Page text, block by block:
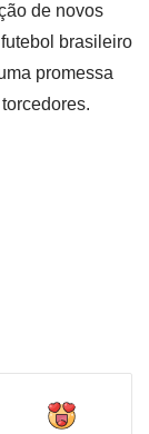
de novos
brasileiro
promessa